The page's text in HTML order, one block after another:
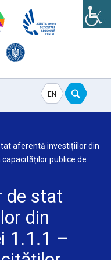
EN
aferentă investițiilor din
publice de
de stat
din
1.1.1 –